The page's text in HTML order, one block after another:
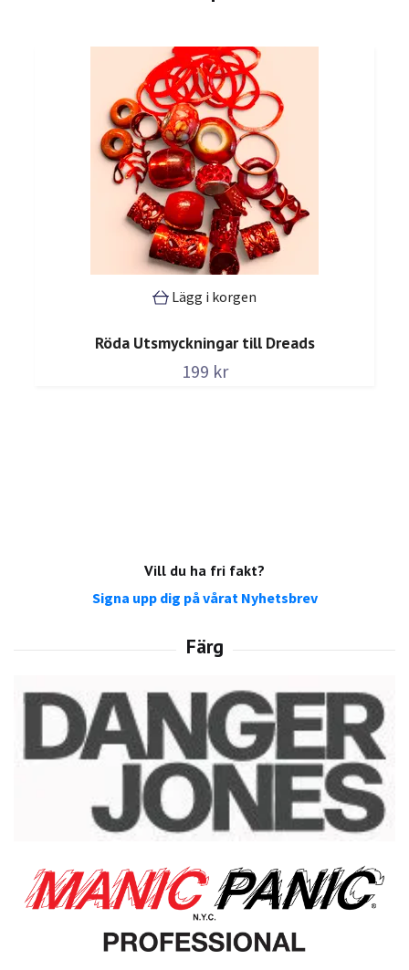
Vill du ha fri fakt?
Signa upp dig på vårat Nyhetsbrev
Lägg i korgen
Röda Utsmyckningar till Dreads
199 kr